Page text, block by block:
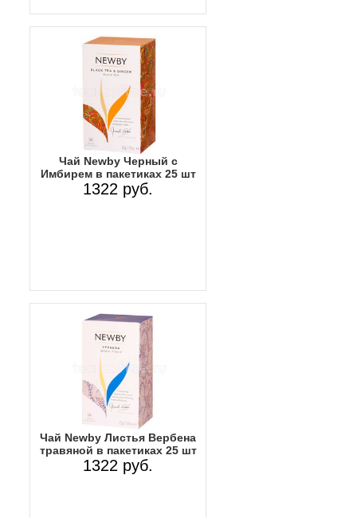
Чай Newby Черный с
Имбирем в пакетиках 25 шт
1322 руб.
Чай Newby Листья Вербена
травяной в пакетиках 25 шт
1322 руб.